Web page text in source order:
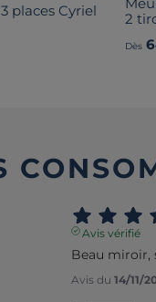
places Cyriel
2
Dès
Avis vérifié
Beau miroir,
Avis du 14/11/